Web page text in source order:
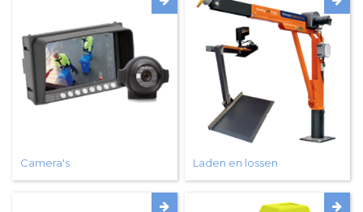
Camera's Laden en lossen